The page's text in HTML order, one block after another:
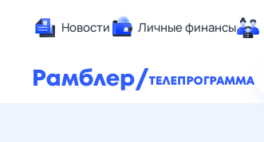
Новости Личные финансы